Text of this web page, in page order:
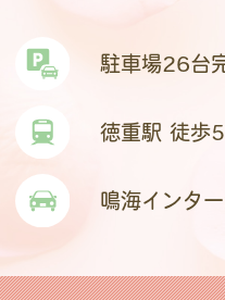
駐車場26台
徳重駅 徒歩
鳴海インタ